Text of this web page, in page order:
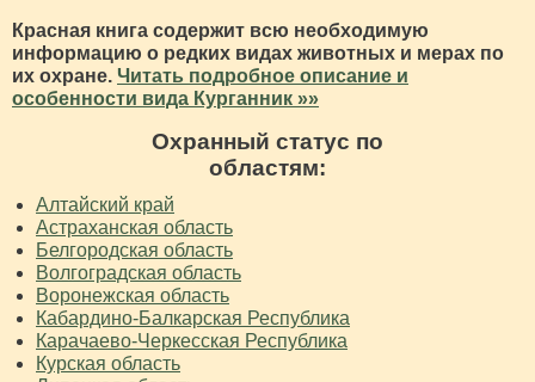
Красная книга содержит всю необходимую
информацию о редких видах животных и мерах по
их охране. Читать подробное описание и
особенности вида Курганник »»
Охранный статус по
областям:
Алтайский край
Астраханская область
Белгородская область
Волгоградская область
Воронежская область
Кабардино-Балкарская Республика
Карачаево-Черкесская Республика
Курская область